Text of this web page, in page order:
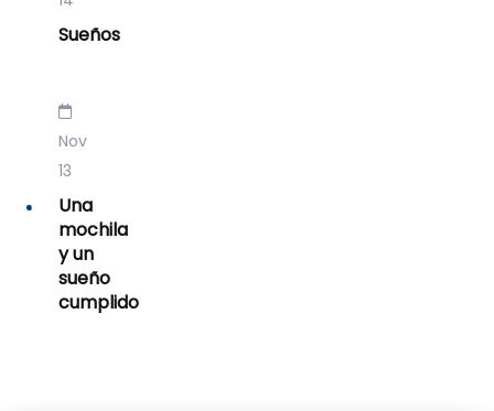
Sueños
Nov
13
Una
mochila
y un
sueño
cumplido